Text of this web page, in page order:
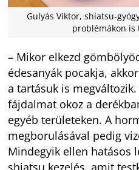
Gulyás Viktor, shiatsu-
problémákon is
– Mikor elkezd
édesanyák pocakja,
a tartásuk is
fájdalmat okoz a
egyéb területeken. A
megborulásával pedig
Mindegyik ellen hatásos
shiatsu kezelés, amit